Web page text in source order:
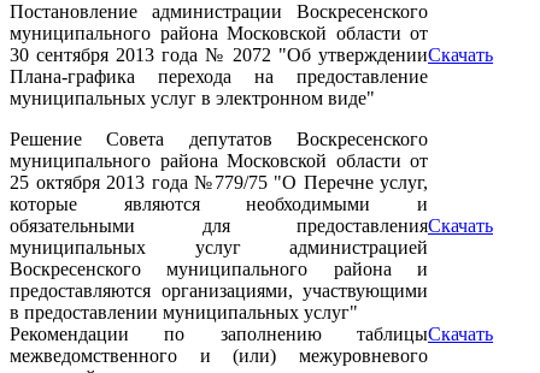
Постановление администрации Воскресенского
муниципального района Московской области от
30 сентября 2013 года № 2072 "Об утверждении
Плана-графика перехода на предоставление
муниципальных услуг в электронном виде"
Скачать
Решение Совета депутатов Воскресенского
муниципального района Московской области от
25 октября 2013 года №779/75 "О Перечне услуг,
которые являются необходимыми и
обязательными для предоставления
муниципальных услуг администрацией
Воскресенского муниципального района и
предоставляются организациями, участвующими
в предоставлении муниципальных услуг"
Скачать
Рекомендации по заполнению таблицы
межведомственного и (или) межуровневого
Скачать